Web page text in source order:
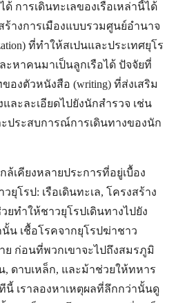
ด้ การเดินทะเลของเรือเหล่านี้ได้
างการเมืองแบบรวมศูนย์อำนาจ
ที่ทำให้สเปนและประเทศยุโร
ะหาคนมาเป็นลูกเรือได้ ปัจจัยที่
งตัวหนังสือ (writing) ที่ส่งเสริม
ละละเอียดไปยังนักสำรวจ เช่น
ประสบการณ์การเดินทางของนัก
ล้เคียงหลายประการที่อยู่เบื้อง
โรป: เรือเดินทะเล, โครงสร้าง
ยทำให้ชาวยุโรปเดินทางไปยัง
น เชื้อโรคจากยุโรปฆ่าชาว
ก่อนที่พวกเขาจะไปถึงสมรภูมิ
ดาบเหล็ก, และม้าช่วยให้ทหาร
นี้ เราลองหาเหตุผลที่ลึกกว่านั้นดู